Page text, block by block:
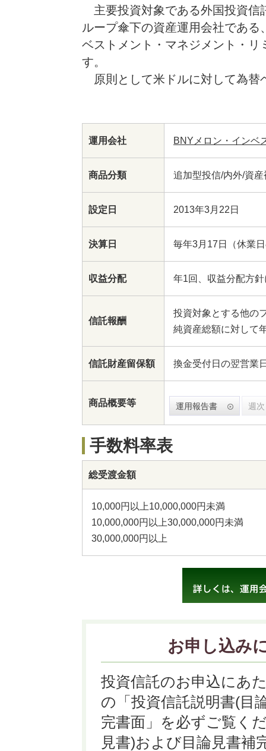
主要投資対象である外国投資信
ループ傘下の資産運用会社である
ベストメント・マネジメント・リ
す。
原則として米ドルに対して為替
運用会社 BNYメロン・インベ
商品分類 追加型投信/内外/資産
設定日 2013年3月22日
決算日 毎年3月17日（休業
収益分配 年1回、収益分配方
信託報酬
投資対象とする他の
純資産総額に対して
信託財産留保額 換金受付日の翌営業
商品概要等 運用報告書 週
手数料率表
総受渡金額
10,000円以上10,000,000円未満
10,000,000円以上30,000,000円未満
30,000,000円以上
お申し込み
投資信託のお申込にあ
の「投資信託説明書(目
完書面」を必ずご覧く
見書)および目論見書補